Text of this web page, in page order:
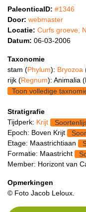
PaleonticaID: #1346
Door: webmaster
Locatie: Curfs groeve,
Datum: 06-03-2006
Taxonomie
stam (Phylum): Bryozoa
rijk (Regnum): Animalia
Toon volledige
Stratigrafie
Tijdperk: Krijt
Epoch: Boven Krijt
Etage: Maastrichtiaan
Formatie: Maastricht
Member: Horizont van
Opmerkingen
© Foto Jacob Leloux.